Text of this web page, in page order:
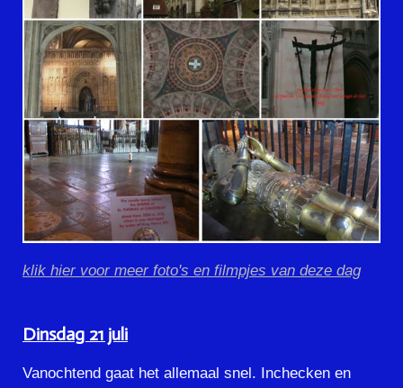
klik hier voor meer foto's en filmpjes van deze dag
Dinsdag 21 juli
Vanochtend gaat het allemaal snel. Inchecken en